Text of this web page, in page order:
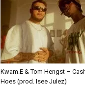
Kwam.E & Tom Hengst –
Hoes (prod. Isee Julez)